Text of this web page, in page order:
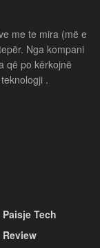
me te mira (më e
Nga kompani
që po kërkojnë
.
Paisje Tech
Review